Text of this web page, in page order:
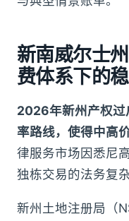
新南威尔士
费体系下的
2026年新州产权过
率路线，使得中高
律服务市场因悉尼
独栋交易的法务复
新州土地注册局（